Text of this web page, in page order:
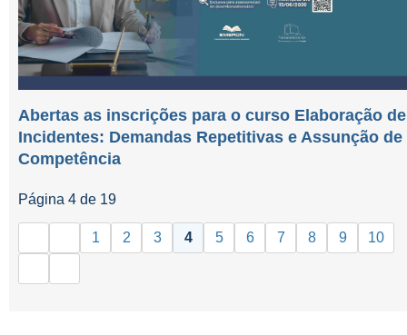
Abertas as inscrições para o curso Elaboração de
Incidentes: Demandas Repetitivas e Assunção de
Competência
Página 4 de 19
1 2 3 4 5 6 7 8 9 10